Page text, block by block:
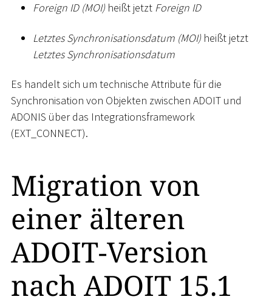
Foreign ID (MOI)heißt jetzt Foreign ID
Letztes Synchronisationsdatum (MOI)heißt jetzt
Letztes Synchronisationsdatum
Es handelt sich um technische Attribute für die
Synchronisation von Objekten zwischen ADOIT und
ADONIS über das Integrationsframework
(EXT_CONNECT).
Migration von
einer älteren
ADOIT-Version
nach ADOIT 15.1